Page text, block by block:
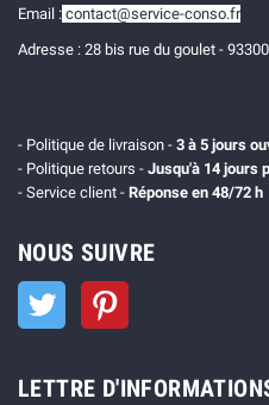
Email : contact@service-conso.fr
Adresse : 28 bis rue du goulet -
- Politique de livraison - 3 à 5 jours
- Politique retours - Jusqu'à 14 jours
- Service client - Réponse en 48/72 h
NOUS SUIVRE
Twitter
LETTRE